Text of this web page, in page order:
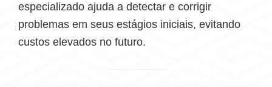
especializado ajuda a detectar e corrigir
problemas em seus estágios iniciais, evitando
custos elevados no futuro.